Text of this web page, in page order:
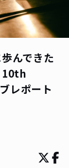
んできた
10th
レポート